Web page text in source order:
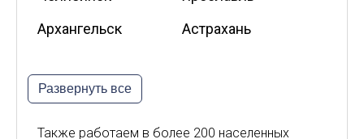
Архангельск
Астрахань
Калининград
Киров
Курск
Развернуть все
Также работаем в более 200 населенных